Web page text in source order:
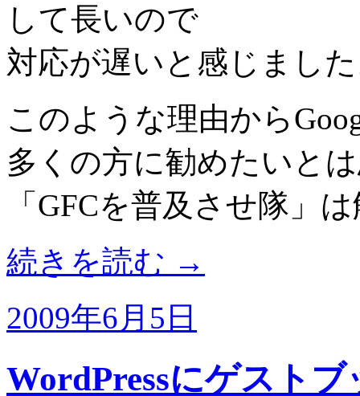
して長いので
対応が遅いと感じまし
このような理由から
多くの方に勧めたいと
「GFCを普及させ隊」
続きを読む →
2009年6月5日
WordPressにゲストブ